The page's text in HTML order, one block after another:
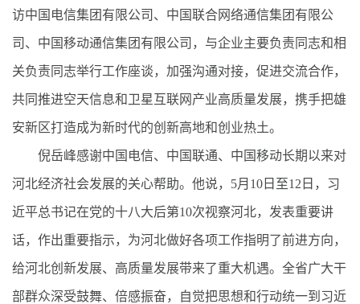
访中国电信集团有限公司、中国联合网络通信集团有限公
司、中国移动通信集团有限公司，与企业主要负责同志和相
关负责同志举行工作座谈，加强沟通对接，促进交流合作，
共同推进空天信息和卫星互联网产业高质量发展，携手把雄
安新区打造成为新时代的创新高地和创业热土。
倪岳峰感谢中国电信、中国联通、中国移动长期以来对
河北经济社会发展的关心帮助。他说，5月10日至12日，习
近平总书记在党的十八大后第10次视察河北，发表重要讲
话，作出重要指示，为河北做好各项工作指明了前进方向，
给河北创新发展、高质量发展带来了重大机遇。全省广大干
部群众深受鼓舞、倍感振奋，自觉把思想和行动统一到习近